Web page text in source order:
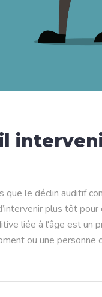
que le déclin auditif
plus tôt
liée à l'âge est un
ou une personne